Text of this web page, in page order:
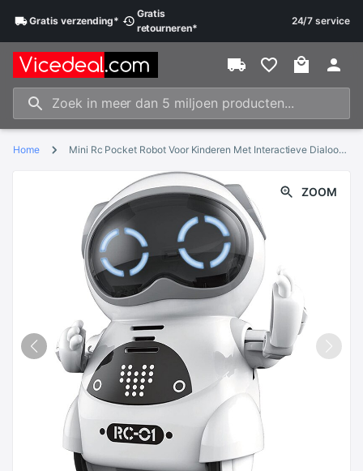
Gratisverzending*
Gratis
retourneren*
24/7 service
Home Mini Rc Pocket Robot Voor Kinderen Met Interactieve Dialoog Gesprek, Spraakherkenning, Chat Record, Zingen En Dansen
ZOOM